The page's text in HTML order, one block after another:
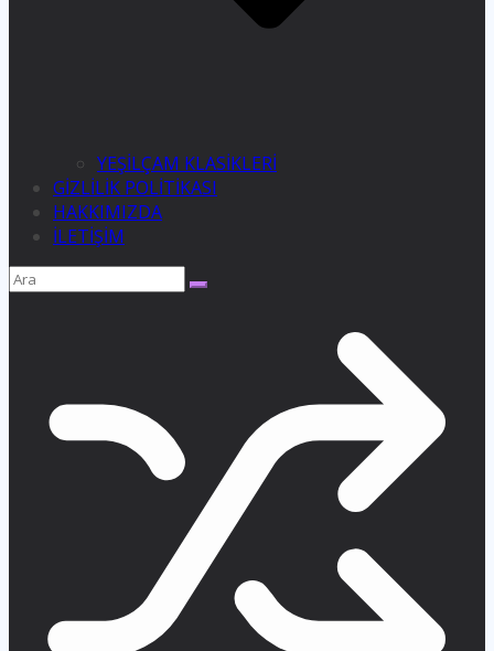
YEŞİLÇAM KLASİKLERİ
GİZLİLİK POLİTİKASI
HAKKIMIZDA
İLETİŞİM